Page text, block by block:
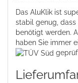
Das AluKlik ist
stabil genug, dass
benötigt werden.
haben Sie immer